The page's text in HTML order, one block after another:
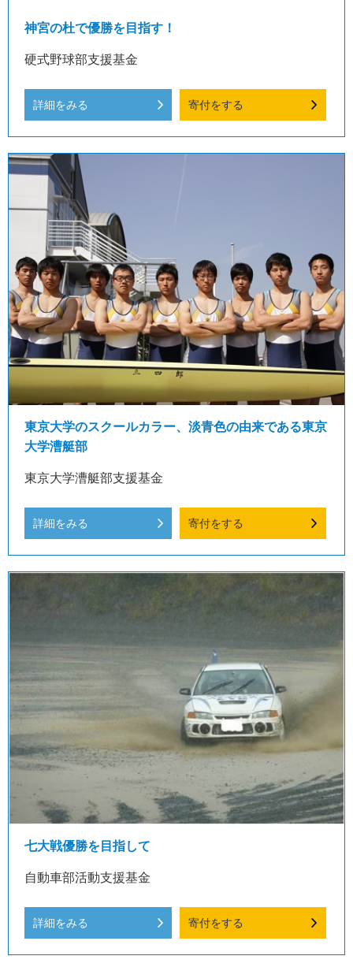
神宮の杜で優勝を目指す！
硬式野球部支援基金
詳細をみる 寄付をする
東京大学のスクールカラー、淡青色の由来である東京
大学漕艇部
東京大学漕艇部支援基金
詳細をみる 寄付をする
七大戦優勝を目指して
自動車部活動支援基金
詳細をみる 寄付をする